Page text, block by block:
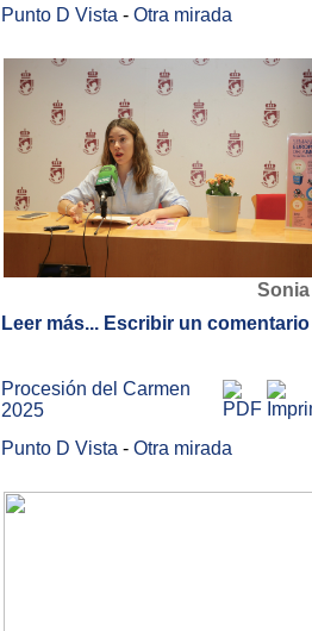
Punto D Vista - Otra mirada
Leer más... Escribir un comentario
Procesión del Carmen
2025
Punto D Vista - Otra mirada